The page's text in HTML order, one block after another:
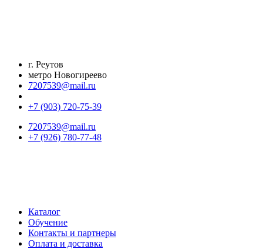
г. Реутов
метро Новогиреево
7207539@mail.ru
+7 (903) 720-75-39
7207539@mail.ru
+7 (926) 780-77-48
Каталог
Обучение
Контакты и партнеры
Оплата и доставка